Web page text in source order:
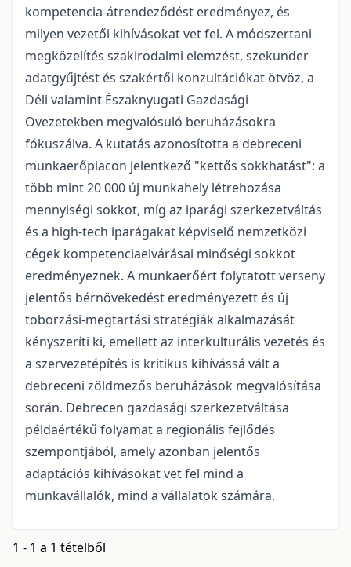
kompetencia-átrendeződést eredményez, és
milyen vezetői kihívásokat vet fel. A módszertani
megközelítés szakirodalmi elemzést, szekunder
adatgyűjtést és szakértői konzultációkat ötvöz, a
Déli valamint Északnyugati Gazdasági
Övezetekben megvalósuló beruházásokra
fókuszálva. A kutatás azonosította a debreceni
munkaerőpiacon jelentkező "kettős sokkhatást": a
több mint 20 000 új munkahely létrehozása
mennyiségi sokkot, míg az iparági szerkezetváltás
és a high-tech iparágakat képviselő nemzetközi
cégek kompetenciaelvárásai minőségi sokkot
eredményeznek. A munkaerőért folytatott verseny
jelentős bérnövekedést eredményezett és új
toborzási-megtartási stratégiák alkalmazását
kényszeríti ki, emellett az interkulturális vezetés és
a szervezetépítés is kritikus kihívássá vált a
debreceni zöldmezős beruházások megvalósítása
során. Debrecen gazdasági szerkezetváltása
példaértékű folyamat a regionális fejlődés
szempontjából, amely azonban jelentős
adaptációs kihívásokat vet fel mind a
munkavállalók, mind a vállalatok számára.
1 - 1 a 1 tételből